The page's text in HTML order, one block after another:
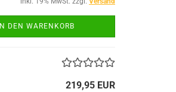
IN DEN WARENKORB
219,95 EUR